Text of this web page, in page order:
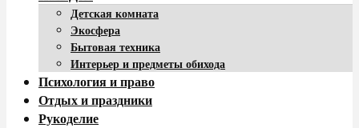
Детская комната
Экосфера
Бытовая техника
Интерьер и предметы обихода
Психология и право
Отдых и праздники
Рукоделие